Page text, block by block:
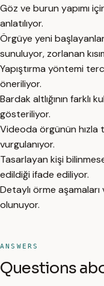
Göz ve burun yapımı
anlatılıyor.
Örgüye yeni
sunuluyor, zorlanan
Yapıştırma yöntemi
öneriliyor.
Bardak altlığının farklı
gösteriliyor.
Videoda örgünün
vurgulanıyor.
Tasarlayan kişi
edildiği ifade ediliyor.
Detaylı örme
olunuyor.
ANSWERS
Questions